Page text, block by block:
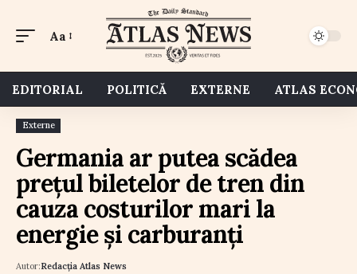
Aa
EDITORIAL POLITICĂ EXTERNE ATLAS
Externe
Germania ar putea scădea
prețul biletelor de tren din
cauza costurilor mari la
energie și carburanți
Autor:Redacția Atlas News